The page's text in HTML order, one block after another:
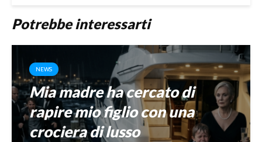
Potrebbe interessarti
NEWS
Mia madre ha cercato di
rapire mio figlio con una
crociera di lusso